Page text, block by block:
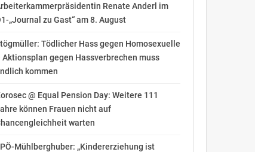
Renate Anderl im
„Journal zu Gast“ am 8. August
Tödlicher Hass gegen Homosexuelle
Aktionsplan gegen Hassverbrechen muss
kommen
@ Equal Pension Day: Weitere 111
können Frauen nicht auf
warten
Mühlberghuber: „Kindererziehung ist